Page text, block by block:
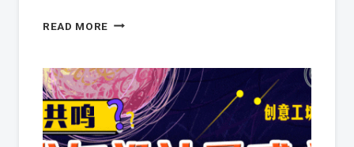
READ MORE